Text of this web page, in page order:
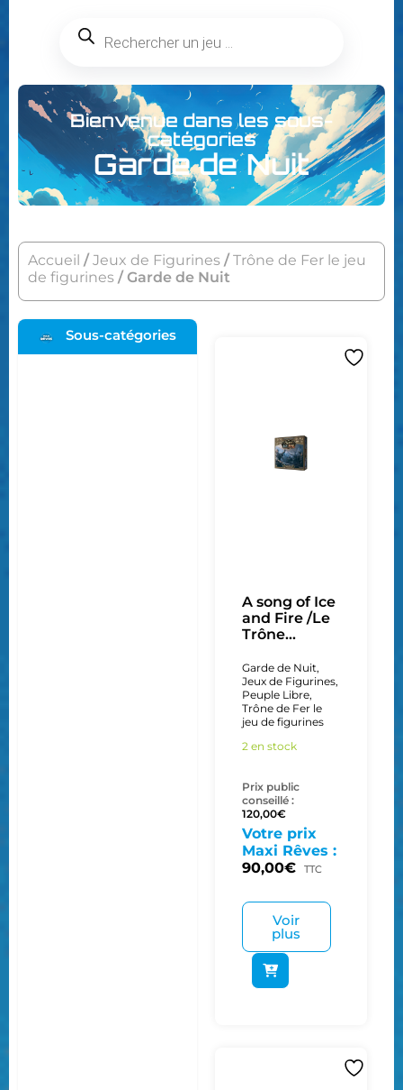
Bienvenue dans les sous-
catégories
Garde de Nuit
Accueil /Jeux de Figurines /Trône de Fer le jeu
de figurines / Garde de Nuit
Sous-catégories
A song of Ice
and Fire /Le
Trône...
Garde de Nuit,
Jeux de Figurines,
Peuple Libre,
Trône de Fer le
jeu de figurines
2 en stock
Prix public
conseillé :
120,00€
Votre prix
Maxi Rêves :
90,00€ TTC
Voir
plus